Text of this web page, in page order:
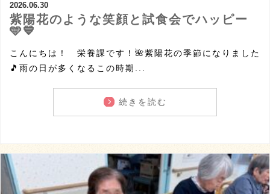
2026.06.30
紫陽花のような笑顔と試食会でハッピー
🩵💙
こんにちは！ 栄養課です！🌺紫陽花の季節になりました
🎵雨の日が多くなるこの時期...
続きを読む